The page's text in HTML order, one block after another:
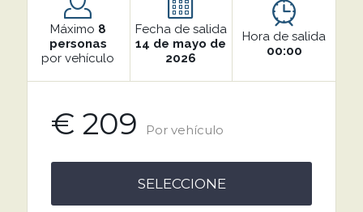
Máximo 8
personas
por vehículo
Fecha de salida
14 de mayo de
2026
Hora de salida
00:00
€ 209 Por vehículo
SELECCIONE